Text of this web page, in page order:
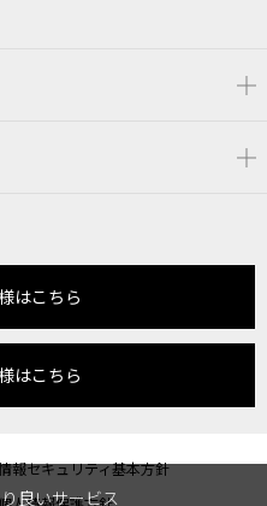
はこちら
はこちら
報セキュリティ基本方針
良いサービス